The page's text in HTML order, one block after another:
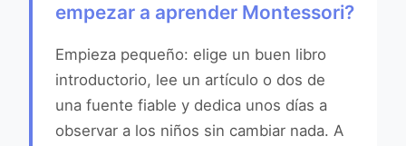
empezar a aprender Montessori?
Empieza pequeño: elige un buen libro
introductorio, lee un artículo o dos de
una fuente fiable y dedica unos días a
observar a los niños sin cambiar nada. A